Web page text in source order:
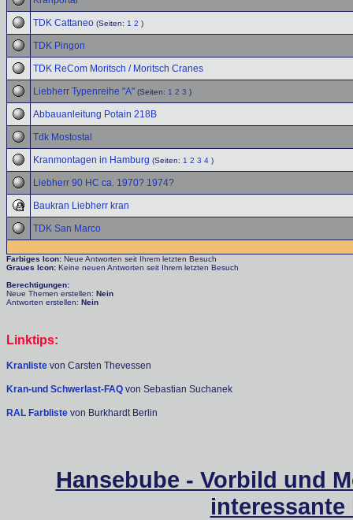
TDK Cattaneo (Seiten: 1 2 )
TDK Pingon
TDK ReCom Moritsch / Moritsch Cranes
Liebherr Typenreihe "A" (Seiten: 1 2 3 )
Abbauanleitung Potain 218B
Tdk Mostostal
Kranmontagen in Hamburg (Seiten: 1 2 3 4 )
Liebherr 90 HC ca. 1970? 1974?
Baukran Liebherr kran
TDK San Marco
Farbiges Icon: Neue Antworten seit Ihrem letzten Besuch
Graues Icon: Keine neuen Antworten seit Ihrem letzten Besuch
Berechtigungen:
Neue Themen erstellen: Nein
Antworten erstellen: Nein
Linktips:
Kranliste von Carsten Thevessen
Kran-und Schwerlast-FAQ von Sebastian Suchanek
RAL Farbliste von Burkhardt Berlin
Hansebube - Vorbild und